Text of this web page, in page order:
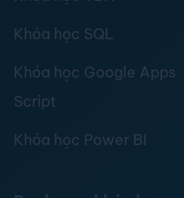
Khóa học SQL
Khóa học Google Apps
Script
Khóa học Power BI